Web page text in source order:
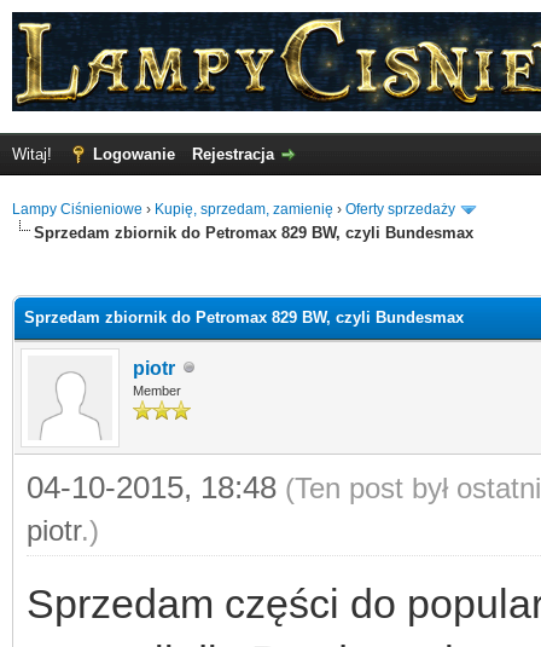
Witaj! Logowanie Rejestracja
Lampy Ciśnieniowe › Kupię, sprzedam, zamienię › Oferty sprzedaży
Sprzedam zbiornik do Petromax 829 BW, czyli Bundesmax
Sprzedam zbiornik do Petromax 829 BW, czyli Bundesmax
piotr
Member
04-10-2015, 18:48 (Ten post był
piotr.)
Sprzedam części do